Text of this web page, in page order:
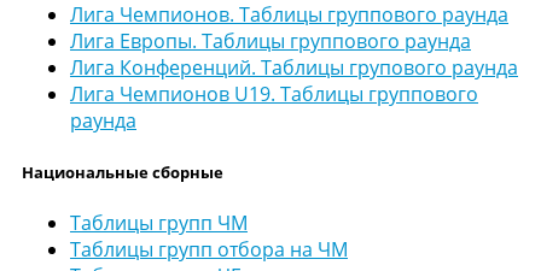
Лига Чемпионов. Таблицы группового раунда
Лига Европы. Таблицы группового раунда
Лига Конференций. Таблицы групового раунда
Лига Чемпионов U19. Таблицы группового
раунда
Национальные сборные
Таблицы групп ЧМ
Таблицы групп отбора на ЧМ